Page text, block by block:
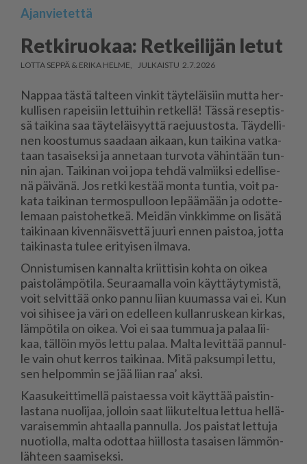
Ajanvietettä
Retkiruokaa: Retkeilijän letut
LOTTA SEPPÄ & ERIKA HELME 2.7.2026
Nap­paa täs­tä tal­teen vin­kit täy­te­läi­siin mut­ta her­
kul­li­sen ra­pei­siin let­tui­hin ret­kel­lä! Täs­sä re­sep­tis­
sä tai­ki­na saa täy­te­läi­syyt­tä ra­e­juus­tos­ta. Täy­del­li­
nen koos­tu­mus saa­daan ai­kaan, kun tai­ki­na vat­ka­
taan ta­sai­sek­si ja an­ne­taan tur­vo­ta vä­hin­tään tun­
nin ajan. Tai­ki­nan voi jopa teh­dä val­miik­si edel­li­se­
nä päi­vä­nä. Jos ret­ki kes­tää mon­ta tun­tia, voit pa­
ka­ta tai­ki­nan ter­mos­pul­loon le­pää­mään ja odot­te­
le­maan pais­to­het­keä. Mei­dän vink­kim­me on li­sä­tä
tai­ki­naan ki­ven­näis­vet­tä juu­ri en­nen pais­toa, jot­ta
tai­ki­nas­ta tu­lee eri­tyi­sen il­ma­va.
On­nis­tu­mi­sen kan­nal­ta kriit­ti­sin koh­ta on oi­kea
pais­to­läm­pö­ti­la. Seu­raa­mal­la voin käyt­täy­ty­mis­tä,
voit sel­vit­tää on­ko pan­nu lii­an kuu­mas­sa vai ei. Kun
voi si­hi­see ja väri on edel­leen kul­lan­rus­ke­an kir­kas,
läm­pö­ti­la on oi­kea. Voi ei saa tum­mua ja pa­laa lii­
kaa, täl­löin myös let­tu pa­laa. Mal­ta le­vit­tää pan­nul­
le vain ohut ker­ros tai­ki­naa. Mitä pak­sum­pi let­tu,
sen hel­pom­min se jää lii­an raa’ ak­si.
Kaa­su­keit­ti­mel­lä pais­ta­es­sa voit käyt­tää pais­tin­
las­ta­na nuo­li­jaa, jol­loin saat lii­ku­tel­tua let­tua hel­lä­
va­rai­sem­min ah­taal­la pan­nul­la. Jos pais­tat let­tu­ja
nuo­ti­ol­la, mal­ta odot­taa hiil­los­ta ta­sai­sen läm­mön­
läh­teen saa­mi­sek­si.